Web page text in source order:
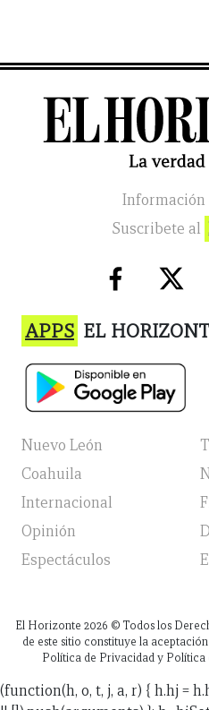
Información
Suscribete al
APPS EL
Nuevo León
Coahuila
Internacional
Opinión
Espectáculos
El Horizonte 2026 © Todos los
de este sitio constituye la
Política de Privacidad y Política
(function(h, o, t, j, a, r) { h.hj =